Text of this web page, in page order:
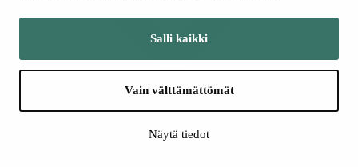
Salli kaikki
Vain välttämättömät
Näytä tiedot
Sulje